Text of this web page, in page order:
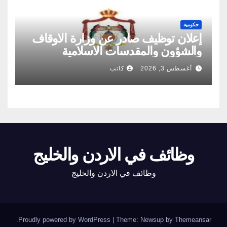
حكومية
إعلان توظيف صادر عن وزارة الاوقاف
والشؤون والمقدسات الاسلامية
أغسطس 3, 2026 كاتب
وظائف في الاردن والخليج
وظائف في الاردن والخليج
Proudly powered by WordPress Theme: Newsup by Themeansar
.